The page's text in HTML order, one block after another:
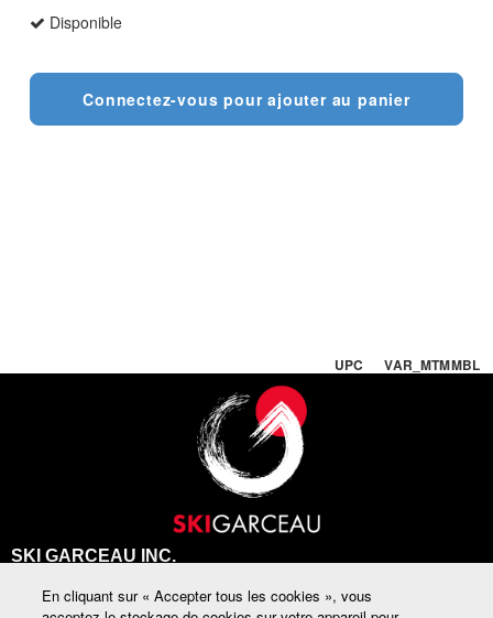
Disponible
Connectez-vous pour ajouter au panier
UPC VAR_MTMMBL
SKI GARCEAU INC.
Téléphone : (819) 424-2784
En cliquant sur « Accepter tous les cookies », vous